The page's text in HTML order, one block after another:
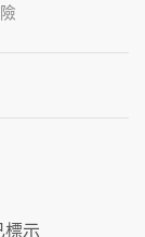
示